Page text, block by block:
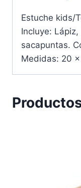
Estuche kids/
Incluye:
sacapuntas.
Medidas: 20